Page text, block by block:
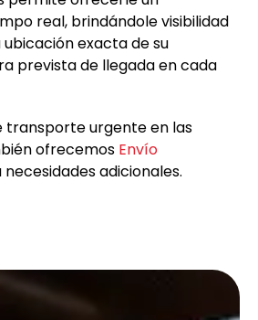
real, brindándole visibilidad
exacta de su
prevista de llegada en cada
transporte urgente en las
ofrecemos Envío
necesidades adicionales.